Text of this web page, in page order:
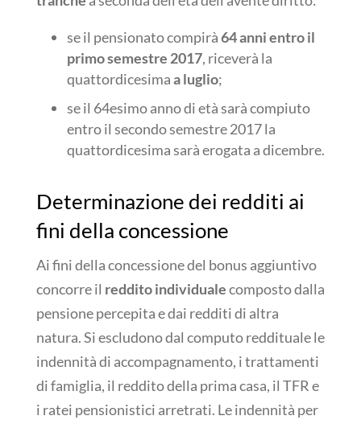
se il pensionato compirà64 anni entro il
primo semestre 2017, riceverà la
quattordicesimaa luglio;
se il 64esimo anno di età sarà compiuto
entro il secondo semestre 2017 la
quattordicesima sarà erogata a dicembre.
Determinazione dei redditi ai
fini della concessione
Ai fini della concessione del bonus aggiuntivo
concorre il reddito individualecomposto dalla
pensione percepita e dai redditi di altra
natura. Si escludono dal computo reddituale le
indennità di accompagnamento, i trattamenti
di famiglia, il reddito della prima casa, il TFR e
i ratei pensionistici arretrati. Le indennità per